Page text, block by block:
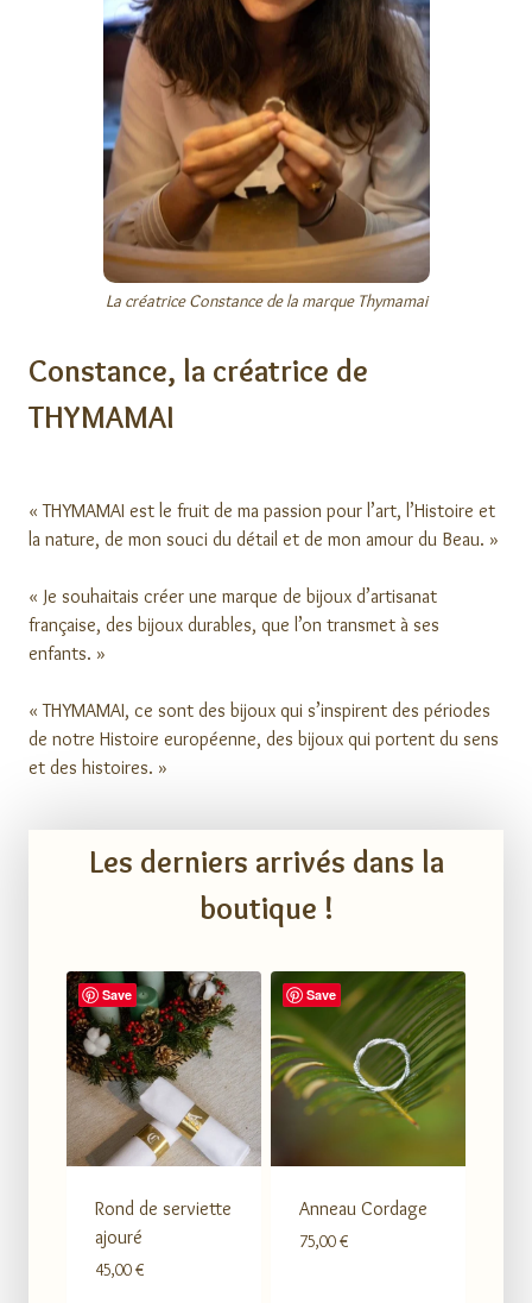
La créatrice Constance de la marque Thymamai
Constance, la créatrice de
THYMAMAI
« THYMAMAI est le fruit de ma passion pour l’art, l’Histoire et
la nature, de mon souci du détail et de mon amour du Beau. »
« Je souhaitais créer une marque de bijoux d’artisanat
française, des bijoux durables, que l’on transmet à ses
enfants. »
« THYMAMAI, ce sont des bijoux qui s’inspirent des périodes
de notre Histoire européenne, des bijoux qui portent du sens
et des histoires. »
Les derniers arrivés dans la
boutique !
Save
Rond de serviette
ajouré
45,00€
Save
Anneau Cordage
75,00€